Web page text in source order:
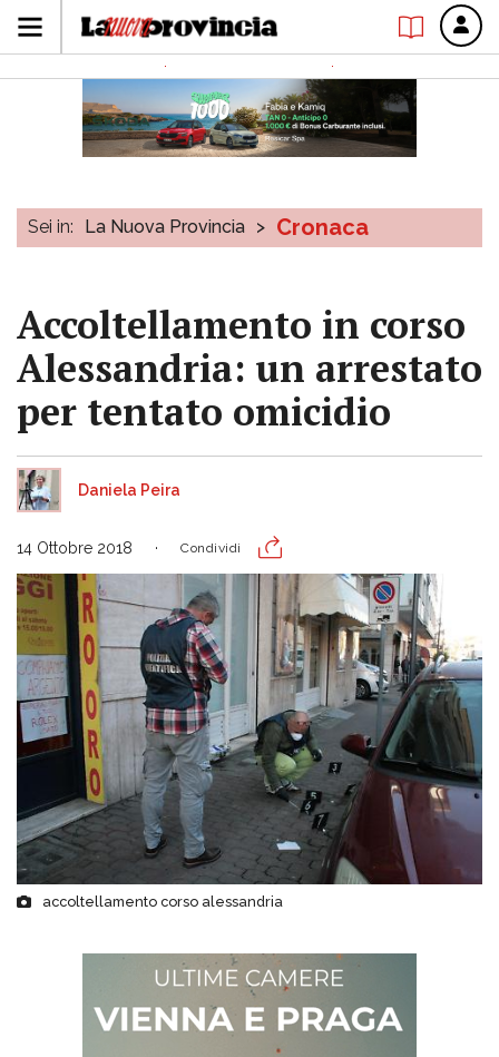
Sei in: La Nuova Provincia > Cronaca
Accoltellamento in corso
Alessandria: un arrestato
per tentato omicidio
Daniela Peira
14 Ottobre 2018 Condividi
accoltellamento corso alessandria